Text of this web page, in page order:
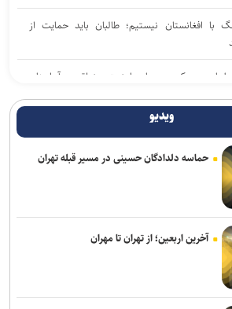
با افغانستان نیستیم؛ طالبان باید حمایت از
و مکرون درباره امنیت منطقه و آبراه‌های
در محافل خصوصی از جی‌دی ونس برای انتخابات
دادگستری آمریکا برای دریافت اسناد پرونده
آمریکایی هدف حملات سایبری هکر‌ها قرار
از بررسی ابعاد مختلف قتل حمیدرضا رجب‌زاده
ویدیو
حماسه دلدادگان حسینی در مسیر قبله تهران
آخرین اربعین؛ از تهران تا مهران